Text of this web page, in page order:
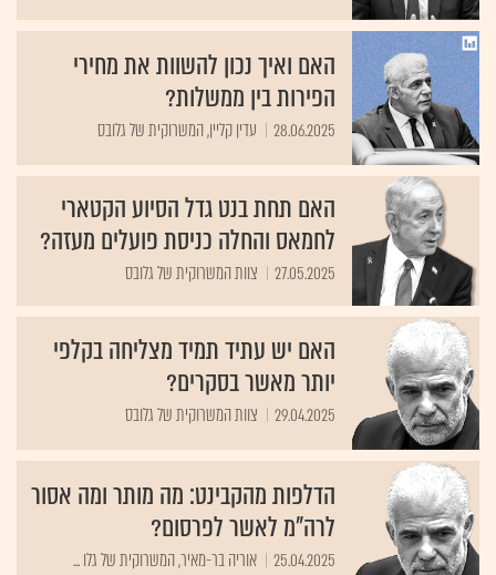
האם ואיך נכון להשוות את מחירי
הפירות בין ממשלות?
28.06.2025 עדין קליין, המשרוקית של גלובס
האם תחת בנט גדל הסיוע הקטארי
לחמאס והחלה כניסת פועלים מעזה?
27.05.2025 צוות המשרוקית של גלובס
האם יש עתיד תמיד מצליחה בקלפי
יותר מאשר בסקרים?
29.04.2025 צוות המשרוקית של גלובס
הדלפות מהקבינט: מה מותר ומה אסור
לרה"מ לאשר לפרסום?
25.04.2025 אוריה בר-מאיר, המשרוקית של גלו ...